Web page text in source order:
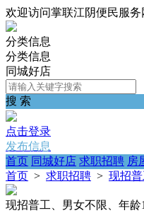
欢迎访问掌联江阴便民服务
分类信息
分类信息
同城好店
搜 索
点击登录
发布信息
首页 同城好店 求职招聘 房
首页 > 求职招聘 > 现招
现招普工、男女不限、年